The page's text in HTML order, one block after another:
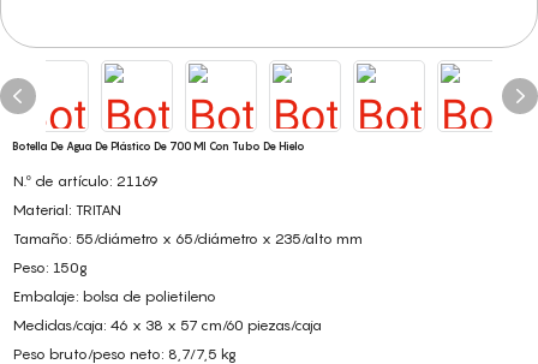
Botella De Agua De Plástico De 700 Ml Con Tubo De Hielo
N.º de artículo: 21169
Material: TRITAN
Tamaño: 55/diámetro x 65/diámetro x 235/alto mm
Peso: 150g
Embalaje: bolsa de polietileno
Medidas/caja: 46 x 38 x 57 cm/60 piezas/caja
Peso bruto/peso neto: 8,7/7,5 kg